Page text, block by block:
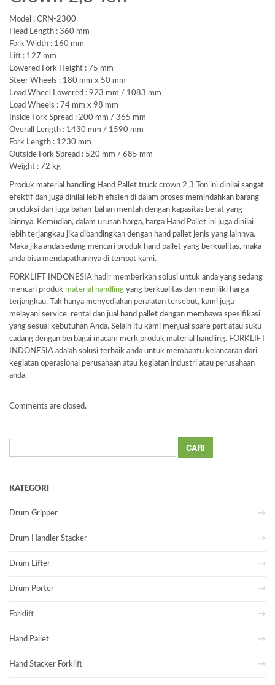
Model : CRN-2300
Head Length : 360 mm
Fork Width : 160 mm
Lift : 127 mm
Lowered Fork Height : 75 mm
Steer Wheels : 180 mm x 50 mm
Load Wheel Lowered : 923 mm / 1083 mm
Load Wheels : 74 mm x 98 mm
Inside Fork Spread : 200 mm / 365 mm
Overall Length : 1430 mm / 1590 mm
Fork Length : 1230 mm
Outside Fork Spread : 520 mm / 685 mm
Weight : 72 kg
Produk material handling Hand Pallet truck crown 2,3 Ton ini dinilai sangat
efektif dan juga dinilai lebih efisien di dalam proses memindahkan barang
produksi dan juga bahan-bahan mentah dengan kapasitas berat yang
lainnya. Kemudian, dalam urusan harga, harga Hand Pallet ini juga dinilai
lebih terjangkau jika dibandingkan dengan hand pallet jenis yang lainnya.
Maka jika anda sedang mencari produk hand pallet yang berkualitas, maka
anda bisa mendapatkannya di tempat kami.
FORKLIFT INDONESIA hadir memberikan solusi untuk anda yang sedang
mencari produk material handling yang berkualitas dan memiliki harga
terjangkau. Tak hanya menyediakan peralatan tersebut, kami juga
melayani service, rental dan jual hand pallet dengan membawa spesifikasi
yang sesuai kebutuhan Anda. Selain itu kami menjual spare part atau suku
cadang dengan berbagai macam merk produk material handling. FORKLIFT
INDONESIA adalah solusi terbaik anda untuk membantu kelancaran dari
kegiatan operasional perusahaan atau kegiatan industri atau perusahaan
anda.
Comments are closed.
untuk:
KATEGORI
Drum Gripper
Drum Handler Stacker
Drum Lifter
Drum Porter
Forklift
Hand Pallet
Hand Stacker Forklift